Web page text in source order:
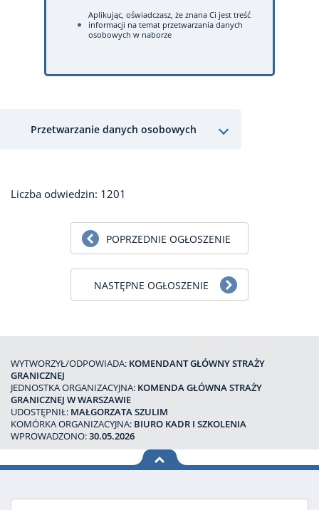
Aplikując, oświadczasz, że znana Ci jest treść
informacji na temat przetwarzania danych
osobowych w naborze
Przetwarzanie danych osobowych
Liczba odwiedzin: 1201
POPRZEDNIE OGŁOSZENIE
NASTĘPNE OGŁOSZENIE
WYTWORZYŁ/ODPOWIADA: KOMENDANT GŁÓWNY STRAŻY
GRANICZNEJ
JEDNOSTKA ORGANIZACYJNA: KOMENDA GŁÓWNA STRAŻY
GRANICZNEJ W WARSZAWIE
UDOSTĘPNIŁ: MAŁGORZATA SZULIM
KOMÓRKA ORGANIZACYJNA: BIURO KADR I SZKOLENIA
WPROWADZONO:30.05.2026
na górę